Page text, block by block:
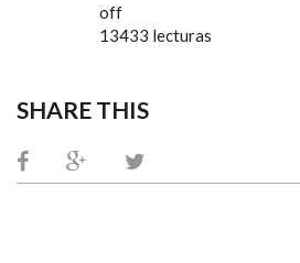
off
13433 lecturas
SHARE THIS